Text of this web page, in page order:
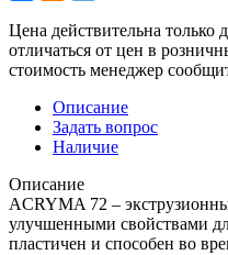
Цена действительна только
отличаться от цен в
стоимость менеджер
Описание
Задать вопрос
Наличие
Описание
ACRYMA 72 –
улучшенными свойствами
пластичен и способен во